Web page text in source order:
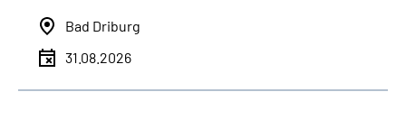
Bad Driburg
31.08.2026